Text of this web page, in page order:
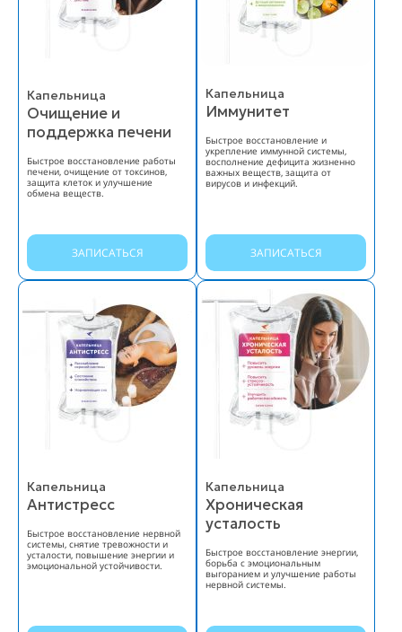
Капельница
Очищение и
поддержка печени
Быстрое восстановление работы
печени, очищение от токсинов,
защита клеток и улучшение
обмена веществ.
ЗАПИСАТЬСЯ
Капельница
Иммунитет
Быстрое восстановление и
укрепление иммунной системы,
восполнение дефицита жизненно
важных веществ, защита от
вирусов и инфекций.
ЗАПИСАТЬСЯ
Капельница
Антистресс
Быстрое восстановление нервной
системы, снятие тревожности и
усталости, повышение энергии и
эмоциональной устойчивости.
Капельница
Хроническая
усталость
Быстрое восстановление энергии,
борьба с эмоциональным
выгоранием и улучшение работы
нервной системы.